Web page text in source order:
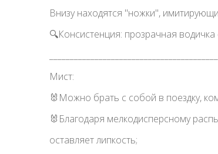
Внизу находятся "ножки",
🔍Консистенция: прозрачная
Мист: ᅠ
🐰Можно брать с собой в поездку,
🐰Благодаря мелкодисперсному
оставляет липкость; ᅠ